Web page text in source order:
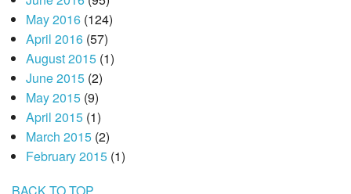
May 2016(124)
April 2016(57)
August 2015(1)
June 2015(2)
May 2015(9)
April 2015(1)
March 2015(2)
February 2015(1)